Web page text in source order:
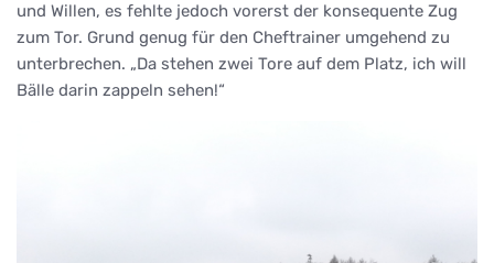
und Willen, es fehlte jedoch vorerst der konsequente Zug
zum Tor. Grund genug für den Cheftrainer umgehend zu
unterbrechen. „Da stehen zwei Tore auf dem Platz, ich will
Bälle darin zappeln sehen!“